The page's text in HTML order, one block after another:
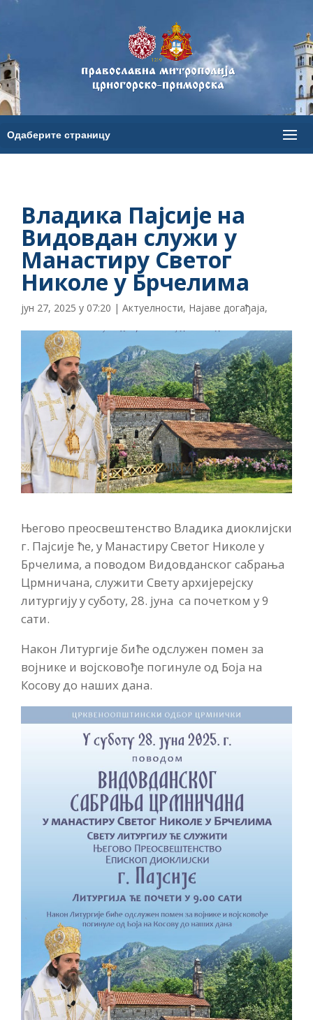
Владика Пајсије на
Видовдан служи у
Манастиру Светог
Николе у Брчелима
јун 27, 2025 у 07:20 | Актуелности, Најаве догађаја,
Његово преосвештенство Владика диоклијски
г. Пајсије ће, у Манастиру Светог Николе у
Брчелима, а поводом Видовданског сабрања
Црмничана, служити Свету архијерејску
литургију у суботу, 28. јуна са почетком у 9
сати.
Након Литургије биће одслужен помен за
војнике и војсковође погинуле од Боја на
Косову до наших дана.